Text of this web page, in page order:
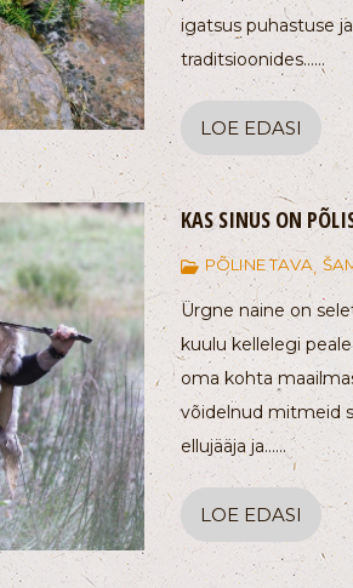
igatsus puhastuse
traditsioonides…...
LOE EDASI
KAS SINUS ON
PÕLINE TAVA,
Ürgne naine on
kuulu kellelegi
oma kohta
võidelnud mitmeid
ellujääja ja…...
LOE EDASI